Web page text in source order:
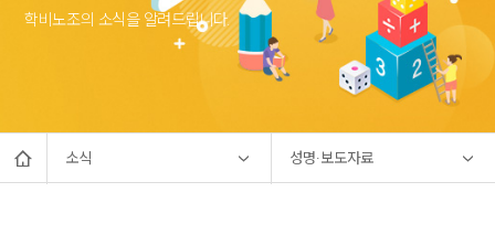
학비노조의 소식을 알려드립니다.
소식 성명·보도자료